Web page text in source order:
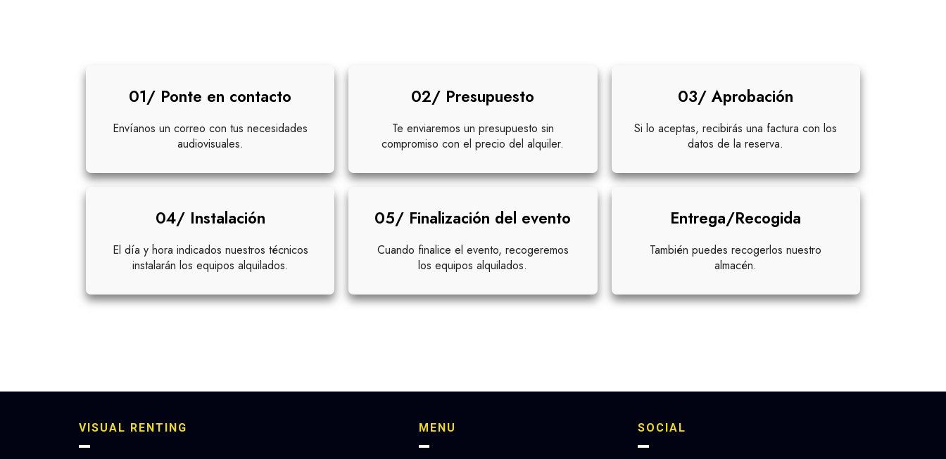
01/ Ponte en contacto
Envíanos un correo con tus necesidades
audiovisuales.
02/ Presupuesto
Te enviaremos un presupuesto sin
compromiso con el precio del alquiler.
03/ Aprobación
Si lo aceptas, recibirás una factura con los
datos de la reserva.
04/ Instalación
El día y hora indicados nuestros técnicos
instalarán los equipos alquilados.
05/ Finalización del evento
Cuando finalice el evento, recogeremos
los equipos alquilados.
Entrega/Recogida
También puedes recogerlos nuestro
almacén.
VISUAL RENTING MENU SOCIAL